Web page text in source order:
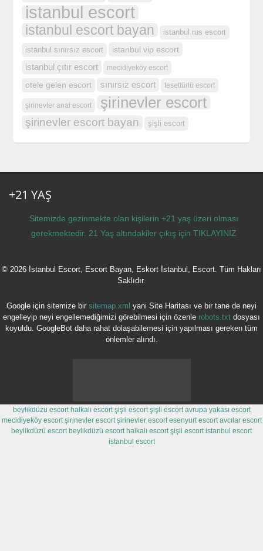
istanbul escort
istanbul escort bayan istanbul rus escort
istanbul sınırsız escort istanbul vip escort
istanbul çıtır escort mecidiyeköy escort
otele gelen escort sınırsız escort tesettürlü escort
şirinevler anal escort şirinevler escort
şirinevler escort bayan şişli escort
+21 YAŞ
Sitemizde gezinmekte olan kişilerin +21 yaş üzeri olması
gerekmektedir. 21 Yaş altındakiler çıkış için TIKLAYINIZ
© 2026 İstanbul Escort, Escort Bayan, Eskort İstanbul, Escort. Tüm Hakları
Saklıdır.
Google için sitemize bir sitemap.xml yani Site Haritası ve bir tane de neyi
engelleyip neyi engellemediğimizi görebilmesi için özenle robots.txt dosyası
koyuldu. GoogleBot daha rahat dolaşabilemesi için yapılması gereken tüm
önlemler alındı.
beylikdüzü escort halkalı escort şişli escort şişli escort avrupa yakası escort
mecidiyeköy escort şirinevler escort şirinevler escort esenyurt escort avcılar escort
beylikdüzü escort beylikdüzü escort halkalı escort şişli escort istanbul escort
istanbul escort